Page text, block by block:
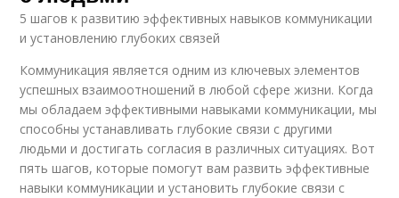
5 шагов к развитию эффективных навыков коммуникации
и установлению глубоких связей
Коммуникация является одним из ключевых элементов
успешных взаимоотношений в любой сфере жизни. Когда
мы обладаем эффективными навыками коммуникации, мы
способны устанавливать глубокие связи с другими
людьми и достигать согласия в различных ситуациях. Вот
пять шагов, которые помогут вам развить эффективные
навыки коммуникации и установить глубокие связи с